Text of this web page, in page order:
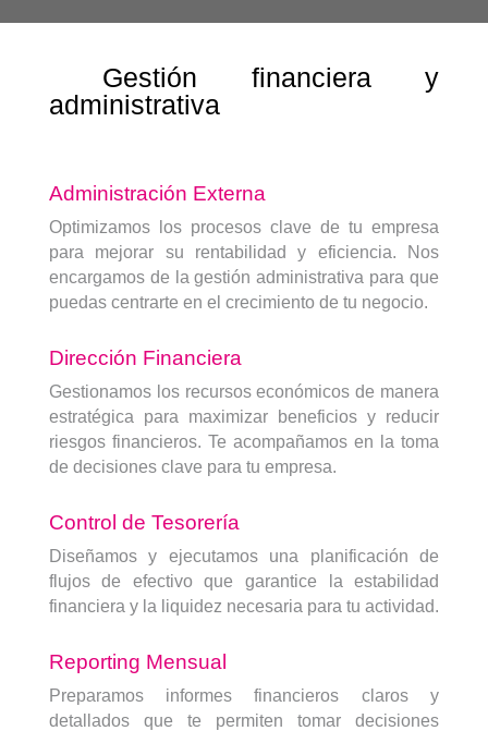
Gestión financiera y
administrativa
Administración Externa
Optimizamos los procesos clave de tu empresa
para mejorar su rentabilidad y eficiencia. Nos
encargamos de la gestión administrativa para que
puedas centrarte en el crecimiento de tu negocio.
Dirección Financiera
Gestionamos los recursos económicos de manera
estratégica para maximizar beneficios y reducir
riesgos financieros. Te acompañamos en la toma
de decisiones clave para tu empresa.
Control de Tesorería
Diseñamos y ejecutamos una planificación de
flujos de efectivo que garantice la estabilidad
financiera y la liquidez necesaria para tu actividad.
Reporting Mensual
Preparamos informes financieros claros y
detallados que te permiten tomar decisiones